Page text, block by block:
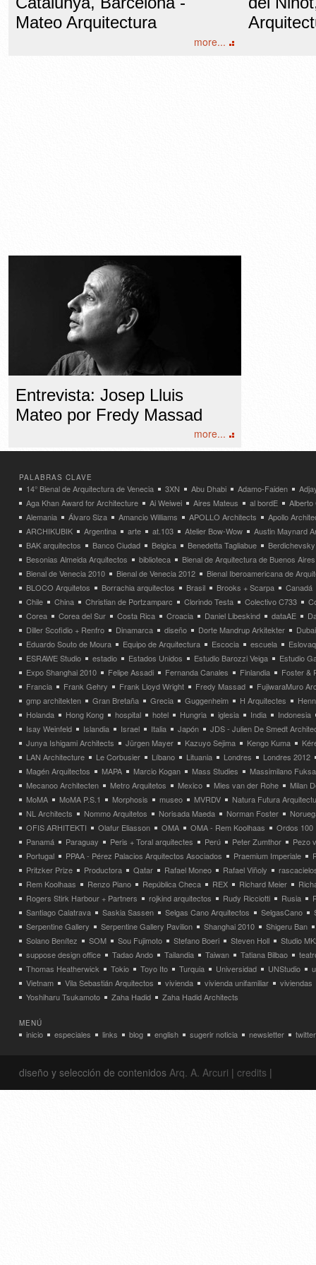
Mateo Arquitectura
more...
Entrevista: Josep Lluis
Mateo por Fredy Massad
more...
PALABRAS CLAVE
14° Bienal de Arquitectura de Venecia 3XN Abu Dhabi Adamo-Faiden
Aga Khan Award for Architecture
Ai Weiwei Aires Mateus al bordE
Alberto
Alemania
Álvaro Siza Amancio Williams APOLLO Architects
Apollo
ARCHIKUBIK
Argentina arte at.103 Atelier Bow-Wow
Austin Maynard
BAK arquitectos
Banco Ciudad Belgica Benedetta Tagliabue
Besonias Almeida Arquitectos
biblioteca
Bienal de Arquitectura de Buenos Aires
Bienal de Venecia 2010
Bienal de Venecia 2012
Bienal Iberoamericana de
BLOCO Arquitetos
Borrachia arquitectos Brasil Brooks + Scarpa
Canadá
Chile
China Christian de Portzamparc Clorindo Testa Colectivo C733
Corea
Corea del Sur Costa Rica Croacia Daniel Libeskind dataAE
Diller Scofidio + Renfro
Dinamarca diseño Dorte Mandrup Arkitekter
Dubai
Eduardo Souto de Moura
Equipo de Arquitectura Escocia escuela
ESRAWE Studio
estadio Estados Unidos Estudio Barozzi Veiga
Estudio
Expo Shanghai 2010
Felipe Assadi Fernanda Canales Finlandia
Foster &
Francia
Frank Gehry Frank Lloyd Wright Fredy Massad
FujiwaraMuro
gmp architekten
Gran Bretaña Grecia Guggenheim H Arquitectes
Holanda
Hong Kong hospital hotel Hungria iglesia India
Indonesia
Isay Weinfeld
Islandia Israel Italia Japón
JDS - Julien De Smedt
Junya Ishigami Architects
Jürgen Mayer Kazuyo Sejima Kengo Kuma
LAN Architecture
Le Corbusier Líbano Lituania Londres
Londres 2012
Magén Arquitectos
MAPA Marcio Kogan Mass Studies
Massimilano
Mecanoo Architecten
Metro Arquitetos Mexico Mies van der Rohe
Milan
MoMA
MoMA P.S.1 Morphosis museo MVRDV
Natura Futura
NL Architects
Nommo Arquitetos Norisada Maeda Norman Foster
OFIS ARHITEKTI
Olafur Eliasson OMA OMA - Rem Koolhaas
Ordos 100
Panamá
Paraguay Peris + Toral arquitectes Perú Peter Zumthor
Pezo
Portugal
PPAA - Pérez Palacios Arquitectos Asociados Praemium Imperiale
Pritzker Prize
Productora Qatar Rafael Moneo Rafael Viñoly
Rem Koolhaas
Renzo Piano República Checa REX Richard Meier
Rogers Stirk Harbour + Partners
rojkind arquitectos Rudy Ricciotti Rusia
Santiago Calatrava
Saskia Sassen Selgas Cano Arquitectos SelgasCano
Serpentine Gallery
Serpentine Gallery Pavilion Shanghai 2010
Shigeru Ban
Solano Benítez
SOM Sou Fujimoto Stefano Boeri Steven Holl
Studio
suppose design office
Tadao Ando Tailandia Taiwan Tatiana Bilbao
Thomas Heatherwick
Tokio Toyo Ito Turquia Universidad UNStudio
Vietnam
Vila Sebastián Arquitectos vivienda vivienda unifamiliar
viviendas
Yoshiharu Tsukamoto
Zaha Hadid Zaha Hadid Architects
MENÚ
inicio especiales links blog english sugerir noticia newsletter twitter
diseño y selección de contenidos Arq. A. Arcuri | credits |